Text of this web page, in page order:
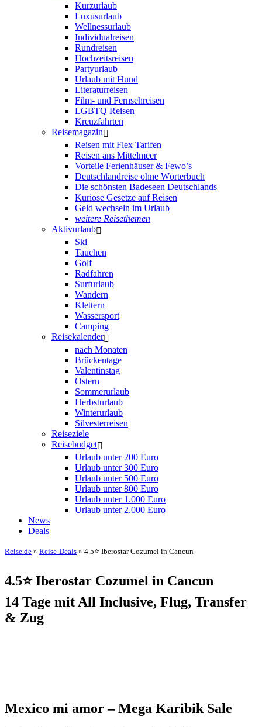
Kurzurlaub
Luxusurlaub
Wellnessurlaub
Individualreisen
Rundreisen
Hochzeitsreisen
Partyurlaub
Urlaub mit Hund
Literaturreisen
Film- und Fernsehreisen
LGBTQ Reisen
Kreuzfahrten
Reisemagazin
Reisen mit Flex Tarifen
Reisen ans Mittelmeer
Vorteile Ferienhäuser & Fewo’s
Deutschlandreise ohne Wörterbuch
Die schönsten Badeseen Deutschlands
Kuriose Gesetze auf Reisen
Geld wechseln im Urlaub
weitere Reisethemen
Aktivurlaub
Ski
Tauchen
Golf
Radfahren
Surfurlaub
Wandern
Klettern
Wassersport
Camping
Reisekalender
nach Monaten
Brückentage
Valentinstag
Ostern
Sommerurlaub
Herbsturlaub
Winterurlaub
Silvesterreisen
Reiseziele
Reisebudget
Urlaub unter 200 Euro
Urlaub unter 300 Euro
Urlaub unter 500 Euro
Urlaub unter 800 Euro
Urlaub unter 1.000 Euro
Urlaub unter 2.000 Euro
News
Deals
Reise.de » Reise-Deals » 4.5⭐ Iberostar Cozumel in Cancun
4.5⭐ Iberostar Cozumel in Cancun
14 Tage mit All Inclusive, Flug, Transfer
& Zug
Mexico mi amor – Mega Karibik Sale